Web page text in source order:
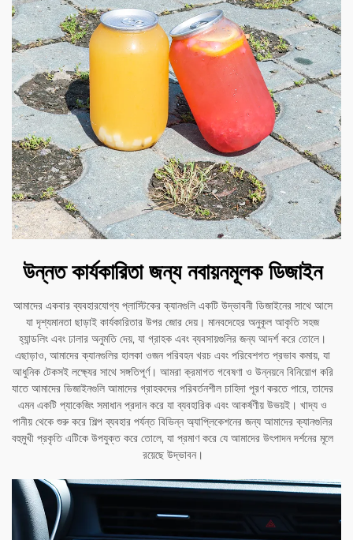
উন্নত কার্যকারিতা জন্য নবায়নমূলক ডিজাইন
আমাদের একবার ব্যবহারযোগ্য প্লাস্টিকের ক্যানগুলি একটি উদ্ভাবনী ডিজাইনের সাথে আসে
যা দৃশ্যমানতা ছাড়াই কার্যকারিতার উপর জোর দেয়। মানবদেহের অনুকূল আকৃতি সহজ
হ্যান্ডলিং এবং ঢালার অনুমতি দেয়, যা গ্রাহক এবং ব্যবসায়গুলির জন্য আদর্শ করে তোলে।
এছাড়াও, আমাদের ক্যানগুলির হালকা ওজন পরিবহন খরচ এবং পরিবেশগত প্রভাব কমায়, যা
আধুনিক টেকসই লক্ষ্যের সাথে সঙ্গতিপূর্ণ। আমরা ক্রমাগত গবেষণা ও উন্নয়নে বিনিয়োগ করি
যাতে আমাদের ডিজাইনগুলি আমাদের গ্রাহকদের পরিবর্তনশীল চাহিদা পূরণ করতে পারে, তাদের
এমন একটি প্যাকেজিং সমাধান প্রদান করে যা ব্যবহারিক এবং আকর্ষণীয় উভয়ই। খাদ্য ও
পানীয় থেকে শুরু করে শিল্প ব্যবহার পর্যন্ত বিভিন্ন অ্যাপ্লিকেশনের জন্য আমাদের ক্যানগুলির
বহুমুখী প্রকৃতি এটিকে উপযুক্ত করে তোলে, যা প্রমাণ করে যে আমাদের উৎপাদন দর্শনের মূলে
রয়েছে উদ্ভাবন।